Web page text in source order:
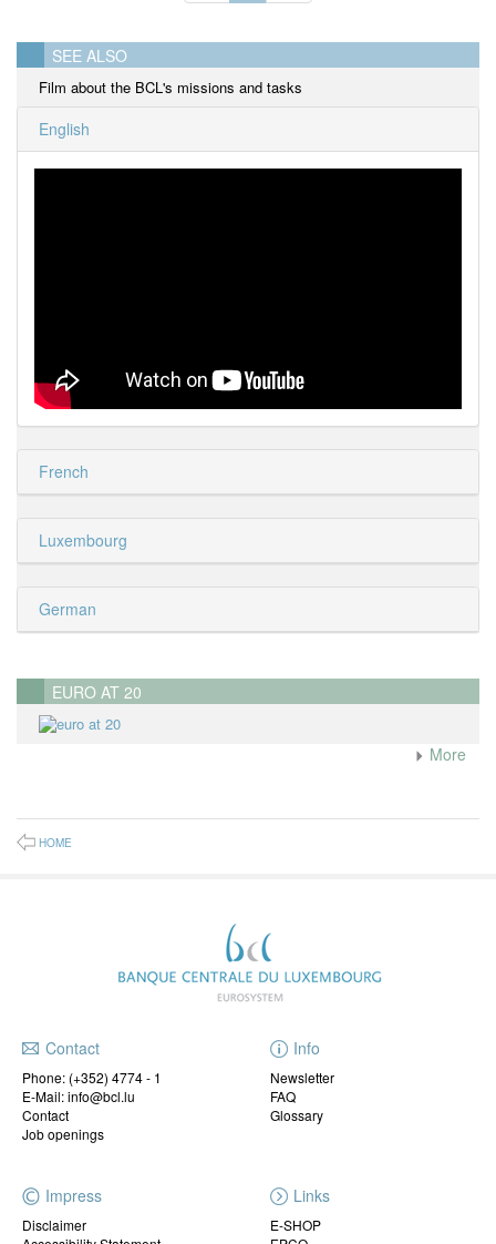
SEE ALSO
Film about the BCL's missions and tasks
English
French
Luxembourg
German
EURO AT 20
More
HOME
Contact
Phone: (+352) 4774 - 1
E-Mail: info@bcl.lu
Contact
Job openings
Info
Newsletter
FAQ
Glossary
Impress
Disclaimer
Links
E-SHOP